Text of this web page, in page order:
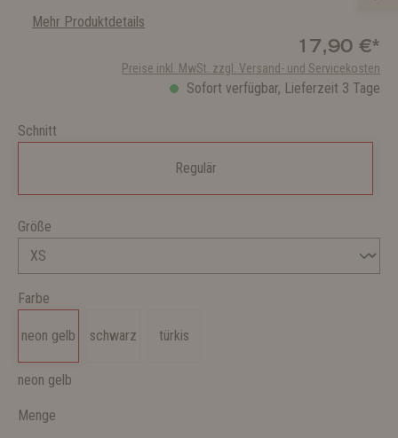
Mehr Produktdetails
17,90 €*
Preise inkl. MwSt. zzgl. Versand- und Servicekosten
Sofort verfügbar, Lieferzeit 3 Tage
Schnitt
Regulär
Größe
Farbe
neon gelb schwarz türkis
neon gelb
Menge